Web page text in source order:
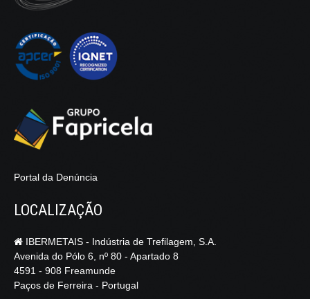
Portal da Denúncia
LOCALIZAÇÃO
IBERMETAIS - Indústria de Trefilagem, S.A.
Avenida do Pólo 6, nº 80 - Apartado 8
4591 - 908 Freamunde
Paços de Ferreira - Portugal